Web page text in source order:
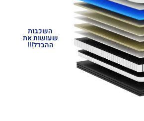
השכבות
שעושות את
ההבדל!!!